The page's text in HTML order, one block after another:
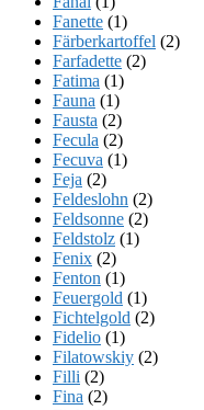
Fanette (1)
Färberkartoffel (2)
Farfadette (2)
Fatima (1)
Fauna (1)
Fausta (2)
Fecula (2)
Fecuva (1)
Feja (2)
Feldeslohn (2)
Feldsonne (2)
Feldstolz (1)
Fenix (2)
Fenton (1)
Feuergold (1)
Fichtelgold (2)
Fidelio (1)
Filatowskiy (2)
Filli (2)
Fina (2)